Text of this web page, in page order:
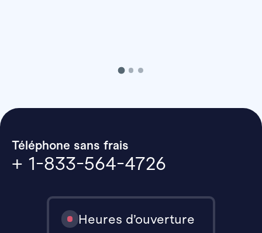
Téléphone sans frais
+ 1-833-564-4726
Heures d’ouverture